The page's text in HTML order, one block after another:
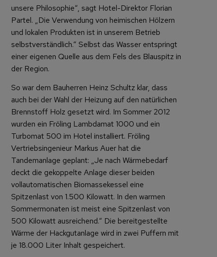
unsere Philosophie“, sagt Hotel-Direktor Florian
Partel. „Die Verwendung von heimischen Hölzern
und lokalen Produkten ist in unserem Betrieb
selbstverständlich.“ Selbst das Wasser entspringt
einer eigenen Quelle aus dem Fels des Blauspitz in
der Region.
So war dem Bauherren Heinz Schultz klar, dass
auch bei der Wahl der Heizung auf den natürlichen
Brennstoff Holz gesetzt wird. Im Sommer 2012
wurden ein Fröling Lambdamat 1000 und ein
Turbomat 500 im Hotel installiert. Fröling
Vertriebsingenieur Markus Auer hat die
Tandemanlage geplant: „Je nach Wärmebedarf
deckt die gekoppelte Anlage dieser beiden
vollautomatischen Biomassekessel eine
Spitzenlast von 1.500 Kilowatt. In den warmen
Sommermonaten ist meist eine Spitzenlast von
500 Kilowatt ausreichend.“ Die bereitgestellte
Wärme der Hackgutanlage wird in zwei Puffern mit
je 18.000 Liter Inhalt gespeichert.